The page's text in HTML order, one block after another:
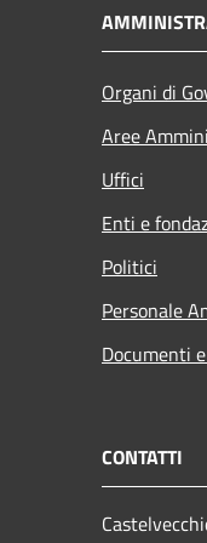
Organi di
Aree
Uffici
Enti e
Politici
Personale
Documenti
CONTATTI